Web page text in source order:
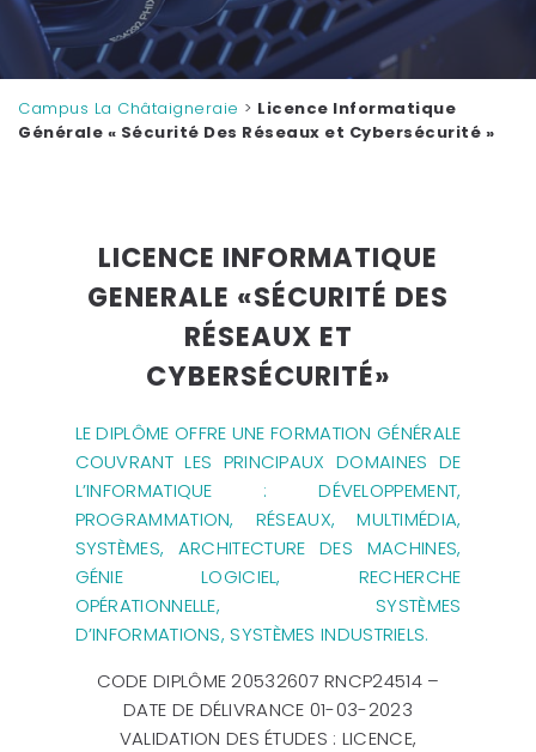
Campus La Châtaigneraie > Licence Informatique
Générale « Sécurité Des Réseaux et Cybersécurité »
LICENCE INFORMATIQUE
GENERALE «SÉCURITÉ DES
RÉSEAUX ET
CYBERSÉCURITÉ»
LE DIPLÔME OFFRE UNE FORMATION GÉNÉRALE
COUVRANT LES PRINCIPAUX DOMAINES DE
L’INFORMATIQUE : DÉVELOPPEMENT,
PROGRAMMATION, RÉSEAUX, MULTIMÉDIA,
SYSTÈMES, ARCHITECTURE DES MACHINES,
GÉNIE LOGICIEL, RECHERCHE
OPÉRATIONNELLE, SYSTÈMES
D’INFORMATIONS, SYSTÈMES INDUSTRIELS.
CODE DIPLÔME 20532607RNCP24514–
DATE DE DÉLIVRANCE 01-03-2023
VALIDATION DES ÉTUDES : LICENCE,